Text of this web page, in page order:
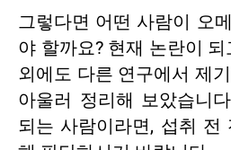
그렇다면 어떤 사람이 오
야 할까요? 현재 논란이
외에도 다른 연구에서 제
아울러 정리해 보았습니
되는 사람이라면, 섭취 전